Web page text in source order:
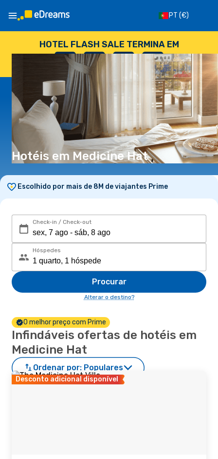
PT (€)
HOTEL FLASH SALE TERMINA EM
--
DIAS
: --
HORAS
: --
SEGUNDOS
Hotéis em Medicine Hat
Escolhido por mais de 8M de viajantes Prime
Check-in / Check-out
Hóspedes
Procurar
Alterar o destino?
O melhor preço com Prime
Infindáveis ofertas de hotéis em
Medicine Hat
Ordenar por: Populares
Desconto adicional disponível